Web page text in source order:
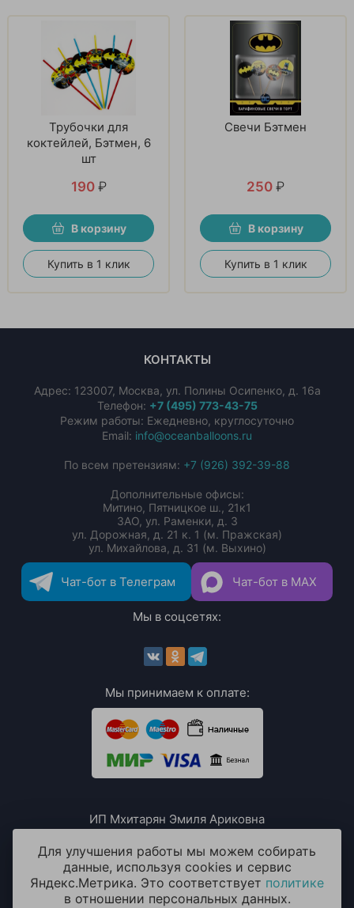
Трубочки для
коктейлей, Бэтмен, 6
шт
190 ₽
В корзину
Купить в 1 клик
Свечи Бэтмен
250 ₽
В корзину
Купить в 1 клик
КОНТАКТЫ
Адрес: 123007, Москва, ул. Полины Осипенко, д. 16а
Телефон: +7 (495) 773-43-75
Режим работы: Ежедневно, круглосуточно
Email: info@oceanballoons.ru
По всем претензиям: +7 (926) 392-39-88
Дополнительные офисы:
Митино, Пятницкое ш., 21к1
ЗАО, ул. Раменки, д. 3
ул. Дорожная, д. 21 к. 1 (м. Пражская)
ул. Михайлова, д. 31 (м. Выхино)
Чат-бот в Телеграм Чат-бот в MAX
Мы в соцсетях:
Мы принимаем к оплате:
ИП Мхитарян Эмиля Ариковна
ИНН: 771385063807
ОГРН / ОГРНИП: 319508100076230
Для улучшения работы мы можем собирать
данные, используя cookies и сервис
Яндекс.Метрика. Это соответствует политике
в отношении персональных данных.